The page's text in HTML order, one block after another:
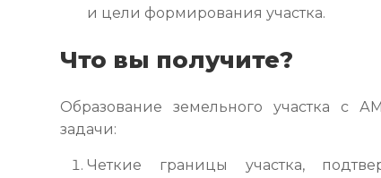
и цели формирования участка.
Что вы получите?
Образование земельного участка с
задачи:
Четкие границы участка,